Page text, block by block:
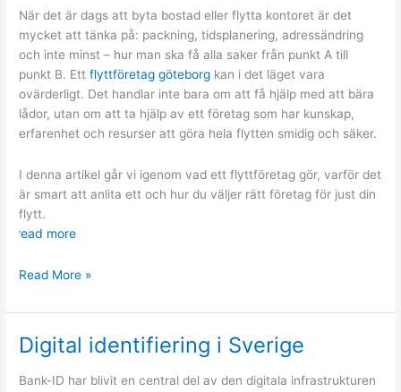
När det är dags att byta bostad eller flytta kontoret är det
mycket att tänka på: packning, tidsplanering, adressändring
och inte minst – hur man ska få alla saker från punkt A till
punkt B. Ettflyttföretag göteborg kan i det läget vara
ovärderligt. Det handlar inte bara om att få hjälp med att bära
lådor, utan om att ta hjälp av ett företag som har kunskap,
erfarenhet och resurser att göra hela flytten smidig och säker.
I denna artikel går vi igenom vad ett flyttföretag gör, varför det
är smart att anlita ett och hur du väljer rätt företag för just din
flytt.
read more
Flyttföretag
Mer
bara
Read More »
Digital identifiering i Sverige
Bank-ID har blivit en central del av den digitala infrastrukturen